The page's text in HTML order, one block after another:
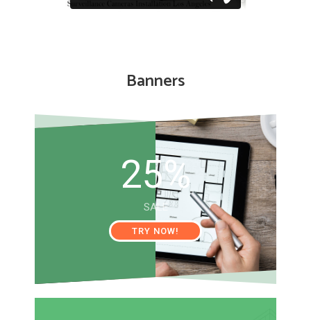
Banners
25%
SALE
TRY NOW!